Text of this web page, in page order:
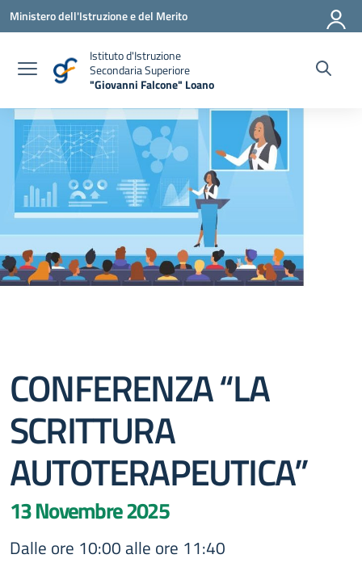
Vai ai contenuti
Vai al menu di navigazione
Vai al footer
Ministero dell'Istruzione e del Merito
Istituto d'Istruzione
Secondaria Superiore
"Giovanni Falcone" Loano
CONFERENZA “LA
SCRITTURA
AUTOTERAPEUTICA”
13 Novembre 2025
Dalle ore 10:00 alle ore 11:40